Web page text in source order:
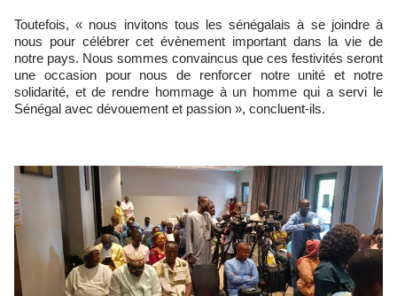
Toutefois, « nous invitons tous les sénégalais à se joindre à
nous pour célébrer cet évènement important dans la vie de
notre pays. Nous sommes convaincus que ces festivités seront
une occasion pour nous de renforcer notre unité et notre
solidarité, et de rendre hommage à un homme qui a servi le
Sénégal avec dévouement et passion », concluent-ils.